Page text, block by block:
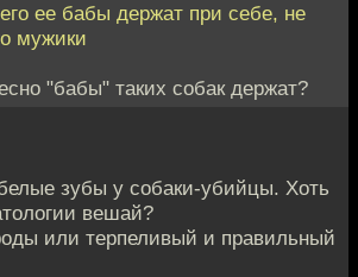
ее бабы держат при себе, не
мужики
"бабы" таких собак держат?
зубы у собаки-убийцы. Хоть
вешай?
или терпеливый и правильный